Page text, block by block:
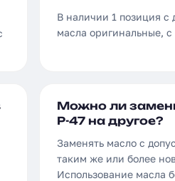
В наличии 1 позиция
масла оригинальные,
Можно ли
P-47 на другое?
Заменять масло с
таким же или более
Использование масла